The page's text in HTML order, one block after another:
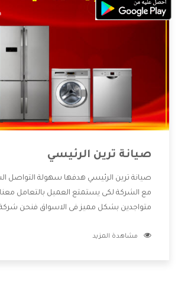
صيانة ترين الرئيسي
صيانة ترين الرئيسي هدفها سهولة التواصل
مع الشركة لكى يستمتع العميل بالتعامل
متواجدين بشكل مميز فى الاسواق فنحن شركة
الشركة بها والتى تكون منها خدمة الصيانة
مشاهدة المزيد